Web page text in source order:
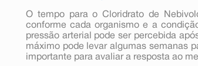
O tempo para o Cloridrato de
conforme cada organismo e a
pressão arterial pode ser percebida
máximo pode levar algumas semanas
importante para avaliar a resposta ao